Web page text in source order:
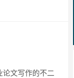
文写作的不二